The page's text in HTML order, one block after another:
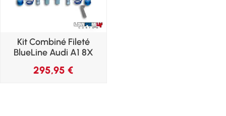
Kit Combiné Fileté
BlueLine Audi A1 8X
295,95€